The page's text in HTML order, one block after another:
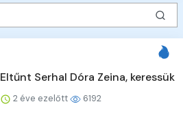
Eltűnt Serhal Dóra Zeina, keressük
2 éve ezelőtt 6192